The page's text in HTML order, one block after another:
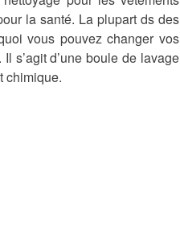
la santé. La plupart ds des
vous pouvez changer vos
Il s’agit d’une boule de lavage
chimique.